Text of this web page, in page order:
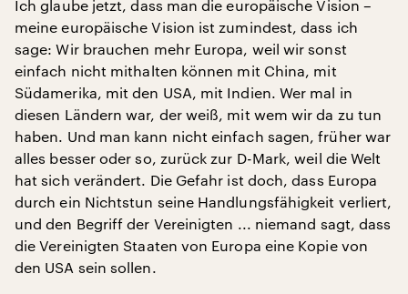
Ich glaube jetzt, dass man die europäische Vision –
meine europäische Vision ist zumindest, dass ich
sage: Wir brauchen mehr Europa, weil wir sonst
einfach nicht mithalten können mit China, mit
Südamerika, mit den USA, mit Indien. Wer mal in
diesen Ländern war, der weiß, mit wem wir da zu tun
haben. Und man kann nicht einfach sagen, früher war
alles besser oder so, zurück zur D-Mark, weil die Welt
hat sich verändert. Die Gefahr ist doch, dass Europa
durch ein Nichtstun seine Handlungsfähigkeit verliert,
und den Begriff der Vereinigten ... niemand sagt, dass
die Vereinigten Staaten von Europa eine Kopie von
den USA sein sollen.